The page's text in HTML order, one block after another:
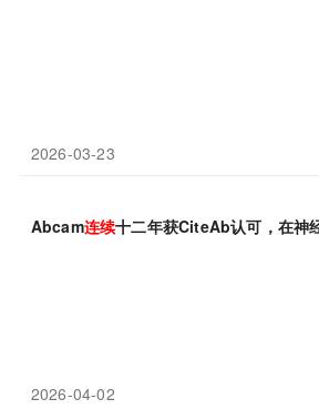
2026-03-23
Abcam连续十二年获CiteAb认可，在神
2026-04-02